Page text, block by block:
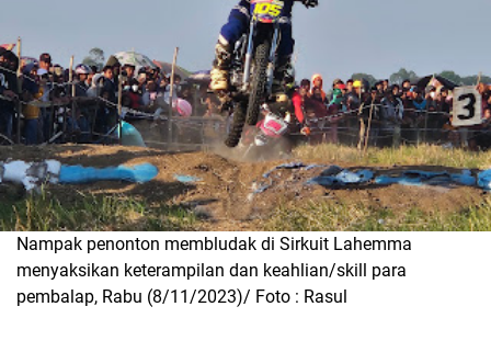
Nampak penonton membludak di Sirkuit Lahemma
menyaksikan keterampilan dan keahlian/skill para
pembalap, Rabu (8/11/2023)/ Foto : Rasul